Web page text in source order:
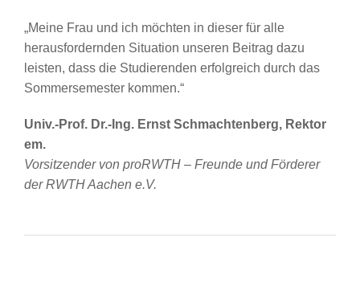
„Meine Frau und ich möchten in dieser für alle
herausfordernden Situation unseren Beitrag dazu
leisten, dass die Studierenden erfolgreich durch das
Sommersemester kommen.“
Univ.-Prof. Dr.-Ing. Ernst Schmachtenberg, Rektor
em.
Vorsitzender von proRWTH – Freunde und Förderer
der RWTH Aachen e.V.